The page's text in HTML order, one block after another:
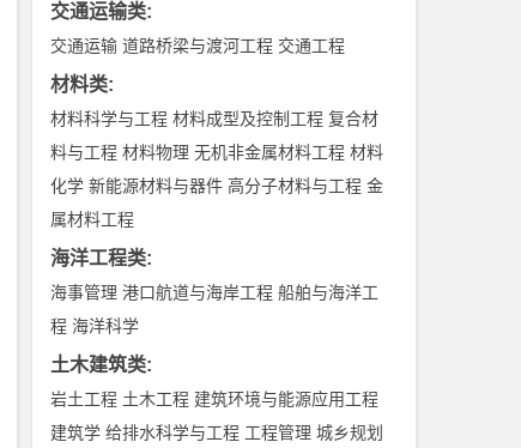
交通运输类:
交通运输 道路桥梁与渡河工程 交通工程
材料类:
材料科学与工程 材料成型及控制工程 复合材
料与工程 材料物理 无机非金属材料工程 材料
化学 新能源材料与器件 高分子材料与工程 金
属材料工程
海洋工程类:
海事管理 港口航道与海岸工程 船舶与海洋工
程 海洋科学
土木建筑类:
岩土工程 土木工程 建筑环境与能源应用工程
建筑学 给排水科学与工程 工程管理 城乡规划